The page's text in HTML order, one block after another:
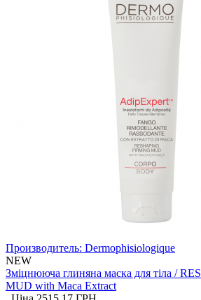
Производитель: Dermophisiologique
NEW
Зміцнююча глиняна маска для тіла /
MUD with Maca Extract